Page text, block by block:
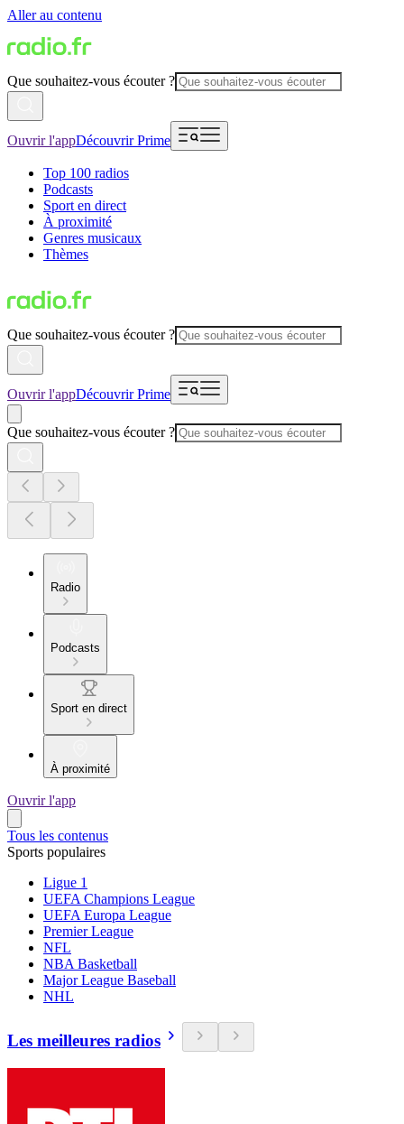
Aller au contenu
Que souhaitez-vous écouter ?
Ouvrir l'appDécouvrir Prime
Top 100 radios
Podcasts
Sport en direct
À proximité
Genres musicaux
Thèmes
Que souhaitez-vous écouter ?
Ouvrir l'appDécouvrir Prime
Que souhaitez-vous écouter ?
Radio
Podcasts
Sport en direct
À proximité
Ouvrir l'app
Tous les contenus
Sports populaires
Ligue 1
UEFA Champions League
UEFA Europa League
Premier League
NFL
NBA Basketball
Major League Baseball
NHL
Les meilleures radios